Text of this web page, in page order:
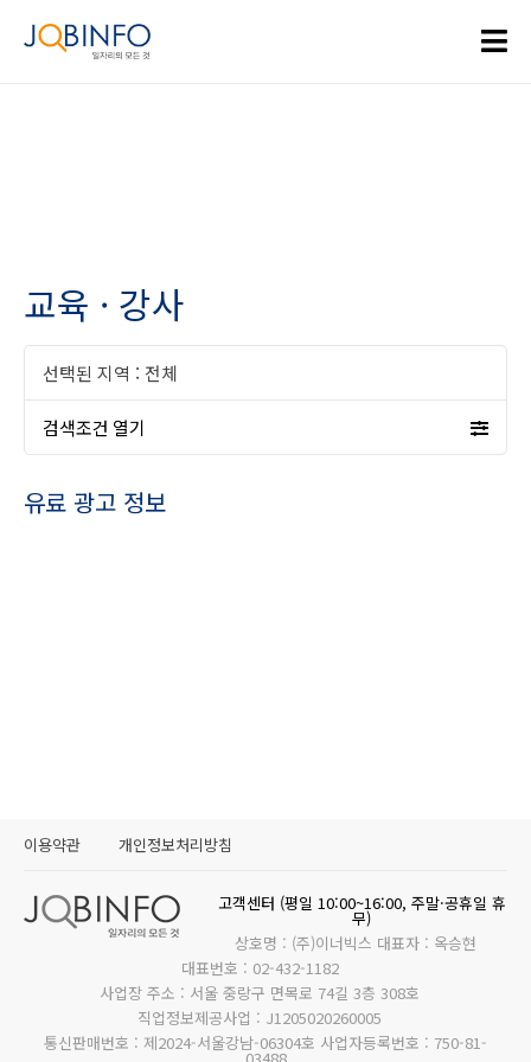
교육 · 강사
선택된 지역 : 전체
검색조건 열기
유료 광고 정보
이용약관 개인정보처리방침
고객센터 (평일 10:00~16:00, 주말·공휴일 휴
무)
상호명 : (주)이너빅스 대표자 : 옥승현
대표번호 : 02-432-1182
사업장 주소 : 서울 중랑구 면목로 74길 3층 308호
직업정보제공사업 : J1205020260005
통신판매번호 : 제2024-서울강남-06304호 사업자등록번호 : 750-81-